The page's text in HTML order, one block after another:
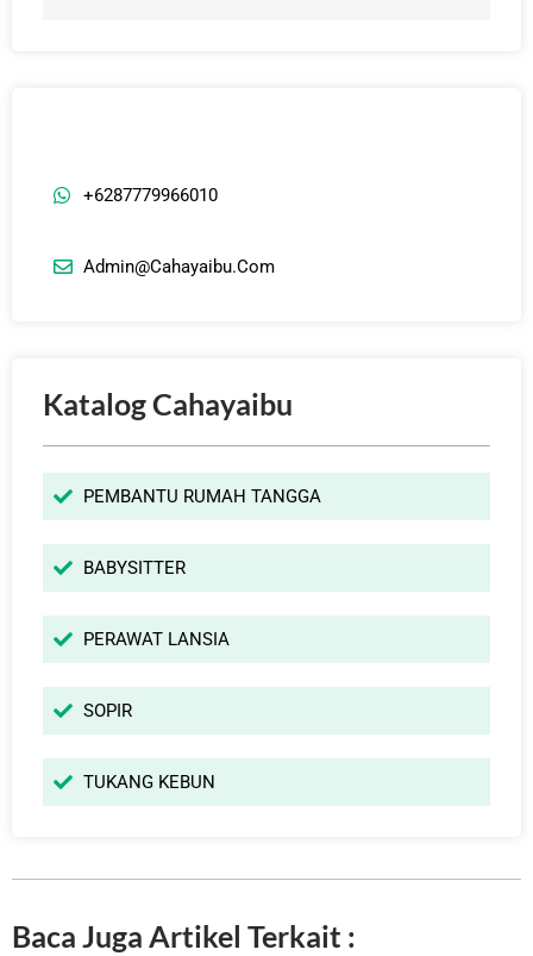
+6287779966010
Admin@cahayaibu.com
Katalog Cahayaibu
PEMBANTU RUMAH TANGGA
BABYSITTER
PERAWAT LANSIA
SOPIR
TUKANG KEBUN
Baca Juga Artikel Terkait :